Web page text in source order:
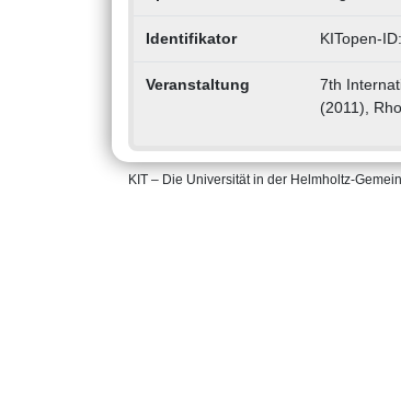
Identifikator KITopen-
Veranstaltung
7th
(2011),
KIT – Die Universität in der Helmholtz-